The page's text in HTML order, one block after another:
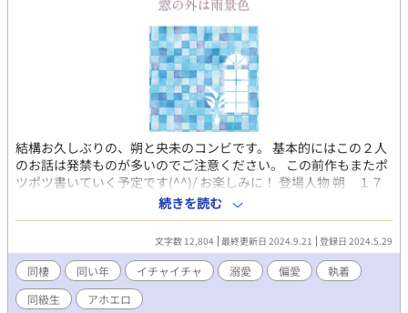
結構お久しぶりの、朔と央未のコンビです。 基本的にはこの２人
のお話は発禁ものが多いのでご注意ください。 この前作もまたポ
ツポツ書いていく予定です(^^)/ お楽しみに！ 登場人物 朔 １７
８ｃｍ 央未いわく、クソ彼氏。 自由人で何事も たおやかに受け
流してしまう。 風のような青年。 久しぶりに央未と再会して 心が
暴風域。 自分の心には、少しうとい。 とりあえず央未の顔は好
き。 央未 １７０ｃｍ 朔に逃げられたせいで すっかり性格が、ね
じ曲がり 素直さを忘れてしまった。 でも時々、強がる事を忘れ 無
邪気になる。 しらずしらず、彼氏を 束縛しちゃう系。 元は、人当
たりがいい好青年。
続きを読む
文字数 12,804 最終更新日 2024.9.21 登録日 2024.5.29
同棲 同い年 イチャイチャ 溺愛 偏愛
執着
同級生
アホエロ